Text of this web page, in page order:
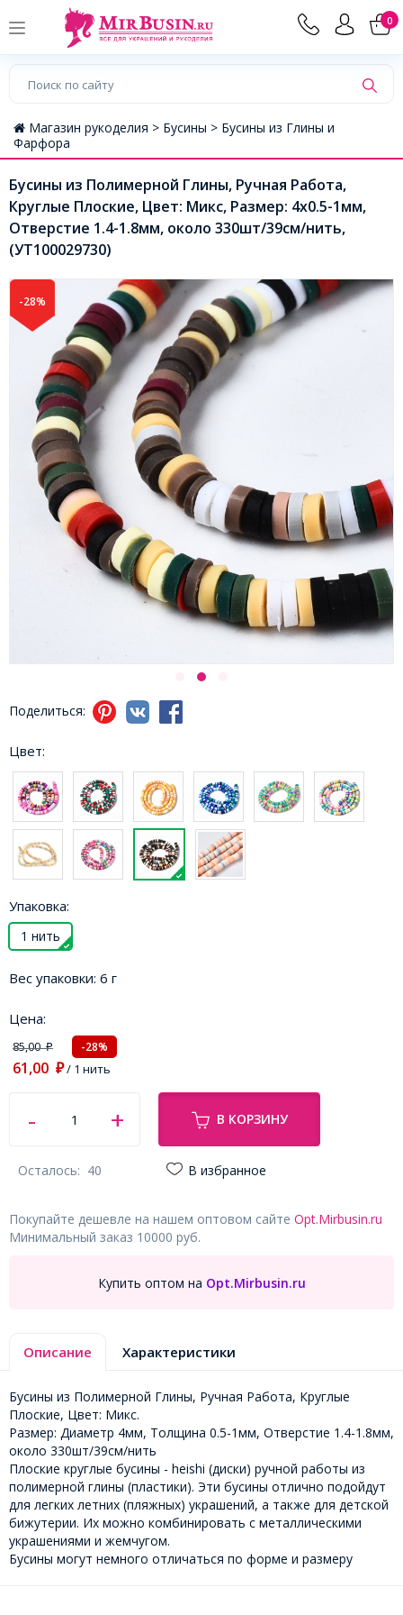
0
Магазин рукоделия > Бусины > Бусины из Глины и
Фарфора
Бусины из Полимерной Глины, Ручная Работа,
Круглые Плоские, Цвет: Микс, Размер: 4x0.5-1мм,
Отверстие 1.4-1.8мм, около 330шт/39см/нить,
(УТ100029730)
-28%
Поделиться:
Цвет:
Упаковка:
1 нить
Вес упаковки: 6 г
Цена:
85,00₽ -28%
61,00 ₽/ 1 нить
В КОРЗИНУ
Осталось: 40 В избранное
Покупайте дешевле на нашем оптовом сайте Opt.Mirbusin.ru
Минимальный заказ 10000 руб.
Купить оптом на Opt.Mirbusin.ru
Описание Характеристики
Бусины из Полимерной Глины, Ручная Работа, Круглые
Плоские, Цвет: Микс.
Размер: Диаметр 4мм, Толщина 0.5-1мм, Отверстие 1.4-1.8мм,
около 330шт/39см/нить
Плоские круглые бусины - heishi (диски) ручной работы из
полимерной глины (пластики). Эти бусины отлично подойдут
для легких летних (пляжных) украшений, а также для детской
бижутерии. Их можно комбинировать с металлическими
украшениями и жемчугом.
Бусины могут немного отличаться по форме и размеру